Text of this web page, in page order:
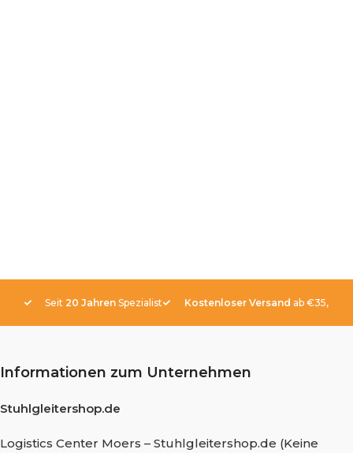
Seit 20 Jahren Spezialist Kostenloser Versand ab €35,-
Informationen zum Unternehmen
Stuhlgleitershop.de
Logistics Center Moers – Stuhlgleitershop.de (Keine